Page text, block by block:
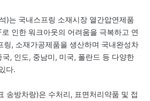
)는 국내스프링 소재시장 열간압연제품
인한 워크아웃의 어려움을 극복하고 연
링, 소재가공제품을 생산하며 국내완성차
, 인도, 중남미, 미국, 폴란드 등 다양한
다.
송방차랑)은 수처리, 표면처리약품 및 접